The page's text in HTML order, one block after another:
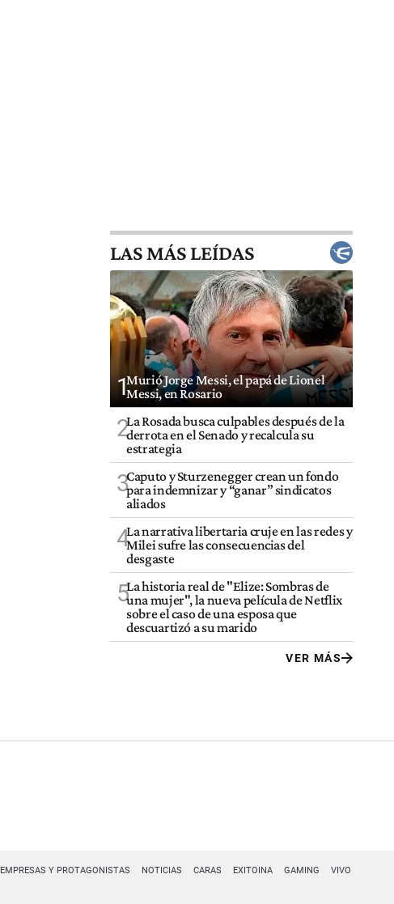
LAS MÁS LEÍDAS
1Murió Jorge Messi, el papá de Lionel
Messi, en Rosario
2La Rosada busca culpables después de la
derrota en el Senado y recalcula su
estrategia
3Caputo y Sturzenegger crean un fondo
para indemnizar y “ganar” sindicatos
aliados
4La narrativa libertaria cruje en las redes y
Milei sufre las consecuencias del
desgaste
5La historia real de "Elize: Sombras de
una mujer", la nueva película de Netflix
sobre el caso de una esposa que
descuartizó a su marido
VER MÁS
EMPRESAS Y PROTAGONISTAS NOTICIAS CARAS EXITOINA GAMING VIVO